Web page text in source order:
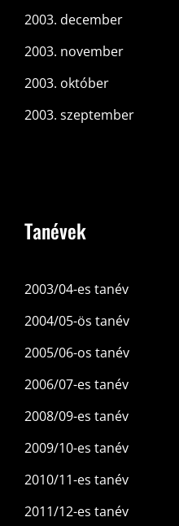
2003. december
2003. november
2003. október
2003. szeptember
Tanévek
2003/04-es tanév
2004/05-ös tanév
2005/06-os tanév
2006/07-es tanév
2008/09-es tanév
2009/10-es tanév
2010/11-es tanév
2011/12-es tanév